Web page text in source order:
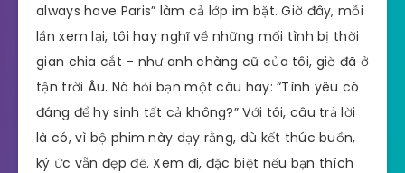
always have Paris” làm cả lớp im bặt. Giờ đây, mỗi
lần xem lại, tôi hay nghĩ về những mối tình bị thời
gian chia cắt – như anh chàng cũ của tôi, giờ đã ở
tận trời Âu. Nó hỏi bạn một câu hay: “Tình yêu có
đáng để hy sinh tất cả không?” Với tôi, câu trả lời
là có, vì bộ phim này dạy rằng, dù kết thúc buồn,
ký ức vẫn đẹp đẽ. Xem đi, đặc biệt nếu bạn thích